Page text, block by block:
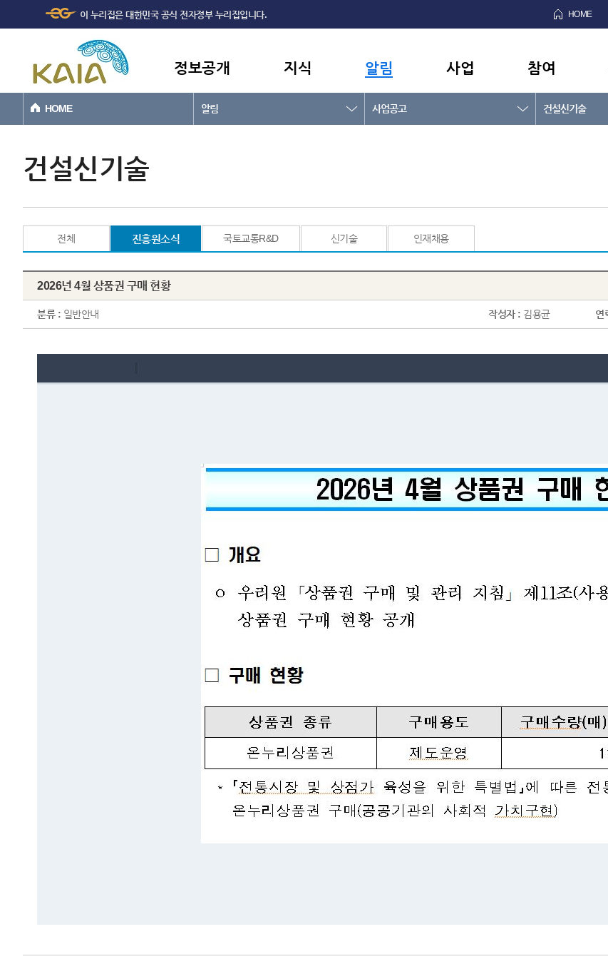
본문바로가기
이 누리집은 대한민국 공식 전자정부 누리집입니다. HOME
정보공개 지식 알림 사업 참여
HOME 알림 사업공고 건설신기술
건설신기술
전체 진흥원소식 국토교통R&D 신기술 인재채용
2026년 4월 상품권 구매 현황
분류 : 일반안내 작성자 : 김용균 연